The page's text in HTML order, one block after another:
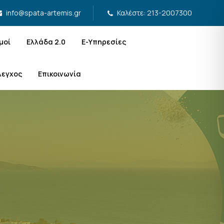
info@spata-artemis.gr Καλέστε: 213-2007300
Ελλάδα 2.0 Ε-Υπηρεσίες
Επικοινωνία